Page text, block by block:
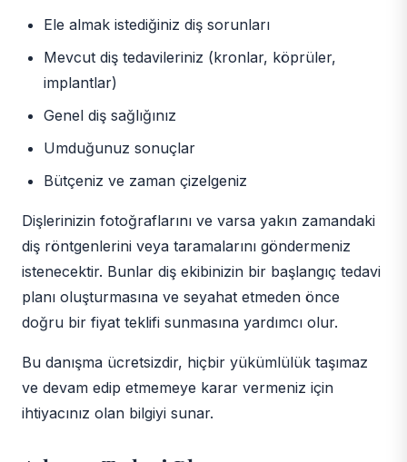
Ele almak istediğiniz diş sorunları
Mevcut diş tedavileriniz (kronlar, köprüler,
implantlar)
Genel diş sağlığınız
Umduğunuz sonuçlar
Bütçeniz ve zaman çizelgeniz
Dişlerinizin fotoğraflarını ve varsa yakın zamandaki
diş röntgenlerini veya taramalarını göndermeniz
istenecektir. Bunlar diş ekibinizin bir başlangıç tedavi
planı oluşturmasına ve seyahat etmeden önce
doğru bir fiyat teklifi sunmasına yardımcı olur.
Bu danışma ücretsizdir, hiçbir yükümlülük taşımaz
ve devam edip etmemeye karar vermeniz için
ihtiyacınız olan bilgiyi sunar.